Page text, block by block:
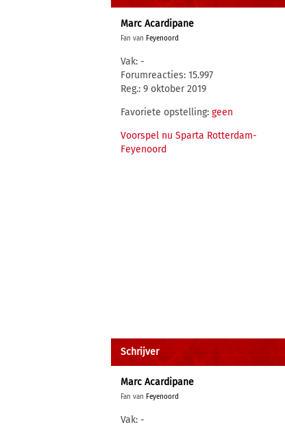
Marc Acardipane
Fan van Feyenoord
Vak: -
Forumreacties: 15.997
Reg.: 9 oktober 2019
Favoriete opstelling: geen
Voorspel nu Sparta Rotterdam-
Feyenoord
Schrijver
Marc Acardipane
Fan van Feyenoord
Vak: -